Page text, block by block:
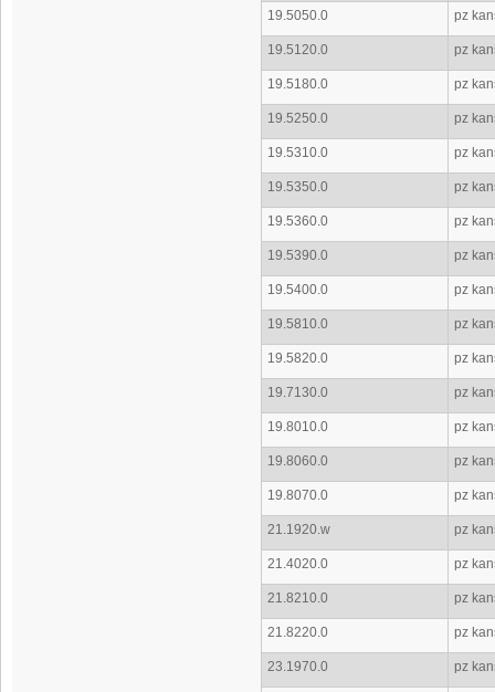
19.5050.0 pz
19.5120.0 pz
19.5180.0 pz
19.5250.0 pz
19.5310.0 pz
19.5350.0 pz
19.5360.0 pz
19.5390.0 pz
19.5400.0 pz
19.5810.0 pz
19.5820.0 pz
19.7130.0 pz
19.8010.0 pz
19.8060.0 pz
19.8070.0 pz
21.1920.w pz
21.4020.0 pz
21.8210.0 pz
21.8220.0 pz
23.1970.0 pz